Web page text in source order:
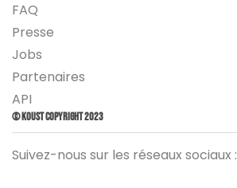
FAQ
Presse
Jobs
Partenaires
API
© Koust Copyright 2023
Suivez-nous sur les réseaux sociaux :